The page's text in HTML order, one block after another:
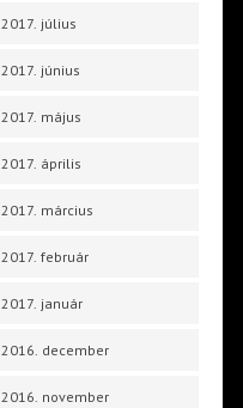
2017. július
2017. június
2017. május
2017. április
2017. március
2017. február
2017. január
2016. december
2016. november